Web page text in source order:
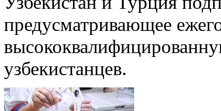
предусматривающее
узбекистанцев.